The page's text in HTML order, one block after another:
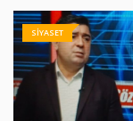
SİYASET